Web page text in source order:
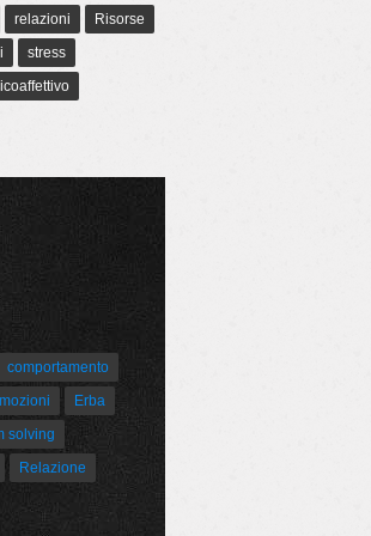
relazioni
Risorse
stress
comportamento
Erba
solving
Relazione